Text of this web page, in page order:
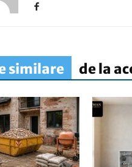
similare de la